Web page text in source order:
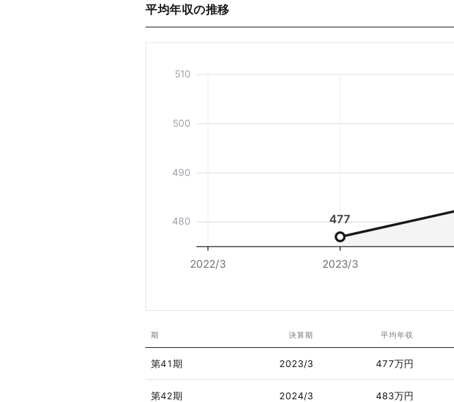
平均年収の推移
510
500
490
480 477
2022/3 2023/3
期 決算期 平均年収
第41期 2023/3 477万円
第42期 2024/3 483万円